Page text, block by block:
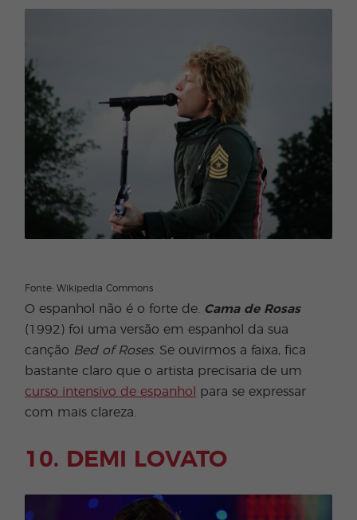
Fonte: Wikipedia Commons
O espanhol não é o forte de. Cama de Rosas
(1992) foi uma versão em espanhol da sua
canção Bed of Roses. Se ouvirmos a faixa, fica
bastante claro que o artista precisaria de um
curso intensivo de espanhol
para se expressar
com mais clareza.
10. DEMI LOVATO